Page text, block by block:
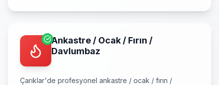
Ankastre / Ocak / Fırın /
Davlumbaz
Çarıklar'de profesyonel ankastre / ocak / fırın /